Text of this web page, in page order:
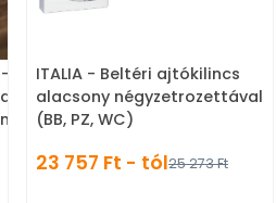
527.13 -
fém
ITALIA - Beltéri ajtókilincs
alacsony négyzetrozettával
(BB, PZ, WC)
23 757 Ft - tól25 273 Ft